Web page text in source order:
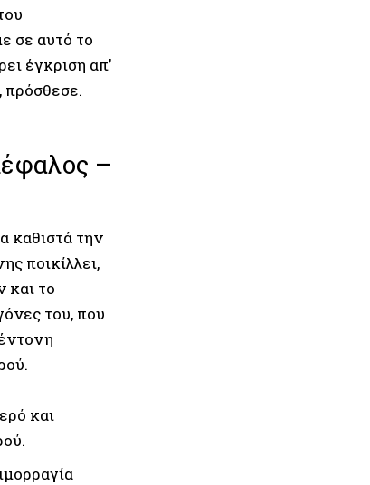
σε αυτό το
έγκριση απ’
πρόσθεσε.
–
καθιστά την
ποικίλλει,
και το
του, που
και